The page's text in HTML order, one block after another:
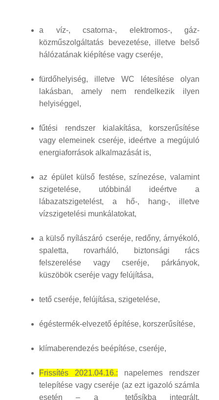
a víz-, csatorna-, elektromos-, gáz-
közműszolgáltatás bevezetése, illetve belső
hálózatának kiépítése vagy cseréje,
fürdőhelyiség, illetve WC létesítése olyan
lakásban, amely nem rendelkezik ilyen
helyiséggel,
fűtési rendszer kialakítása, korszerűsítése
vagy elemeinek cseréje, ideértve a megújuló
energiaforrások alkalmazását is,
az épület külső festése, színezése, valamint
szigetelése, utóbbinál ideértve a
lábazatszigetelést, a hő-, hang-, illetve
vízszigetelési munkálatokat,
a külső nyílászáró cseréje, redőny, árnyékoló,
spaletta, rovarháló, biztonsági rács
felszerelése vagy cseréje, párkányok,
küszöbök cseréje vagy felújítása,
tető cseréje, felújítása, szigetelése,
égéstermék-elvezető építése, korszerűsítése,
klímaberendezés beépítése, cseréje,
Frissítés 2021.04.16.: napelemes rendszer
telepítése vagy cseréje (az ezt igazoló számla
esetén – a tetősíkba integrált,